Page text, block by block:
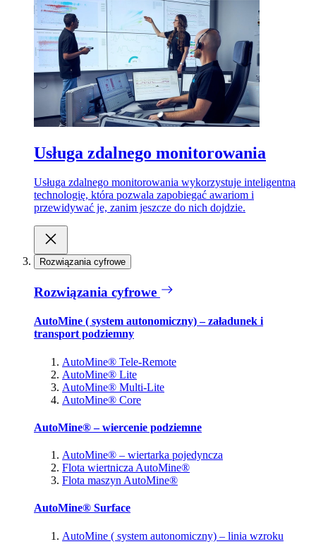
Usługa zdalnego monitorowania
Usługa zdalnego monitorowania wykorzystuje inteligentną
technologię, która pozwala zapobiegać awariom i
przewidywać je, zanim jeszcze do nich dojdzie.
Rozwiązania cyfrowe
Rozwiązania cyfrowe
AutoMine ( system autonomiczny) – załadunek i
transport podziemny
AutoMine® Tele-Remote
AutoMine® Lite
AutoMine® Multi-Lite
AutoMine® Core
AutoMine® – wiercenie podziemne
AutoMine® – wiertarka pojedyncza
Flota wiertnicza AutoMine®
Flota maszyn AutoMine®
AutoMine® Surface
AutoMine ( system autonomiczny) – linia wzroku